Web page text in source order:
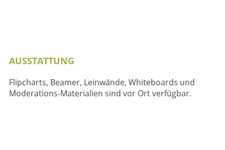
AUSSTATTUNG
Flipcharts, Beamer, Leinwände, Whiteboards und
Moderations-Materialien sind vor Ort verfügbar.